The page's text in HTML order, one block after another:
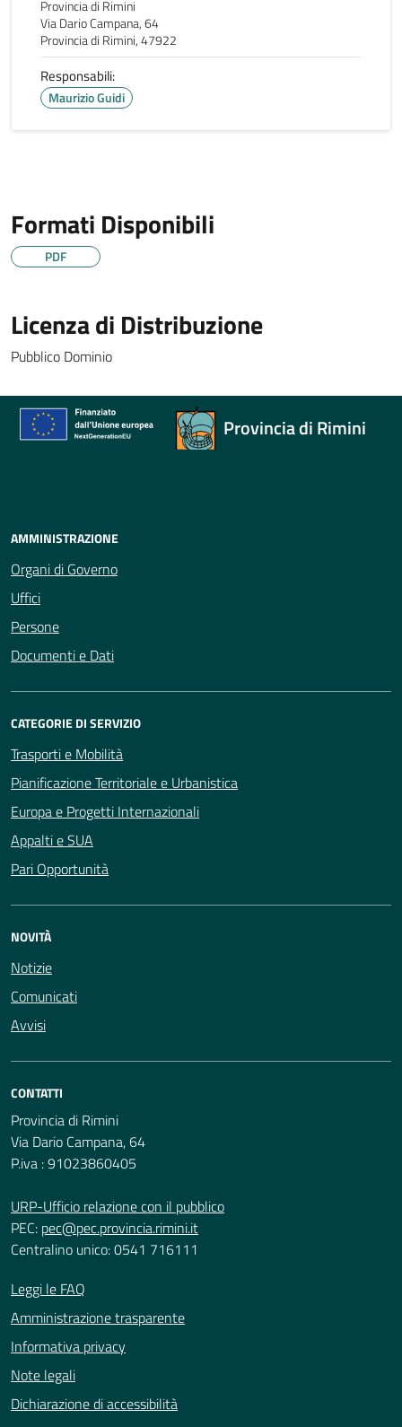
Provincia di Rimini
Via Dario Campana, 64
Provincia di Rimini, 47922
Responsabili:
Maurizio Guidi
Formati Disponibili
PDF
Licenza di Distribuzione
Pubblico Dominio
Provincia di Rimini
AMMINISTRAZIONE
Organi di Governo
Uffici
Persone
Documenti e Dati
CATEGORIE DI SERVIZIO
Trasporti e Mobilità
Pianificazione Territoriale e Urbanistica
Europa e Progetti Internazionali
Appalti e SUA
Pari Opportunità
NOVITÀ
Notizie
Comunicati
Avvisi
CONTATTI
Provincia di Rimini
Via Dario Campana, 64
P.iva : 91023860405
URP-Ufficio relazione con il pubblico
PEC: pec@pec.provincia.rimini.it
Centralino unico: 0541 716111
Leggi le FAQ
Amministrazione trasparente
Informativa privacy
Note legali
Dichiarazione di accessibilità